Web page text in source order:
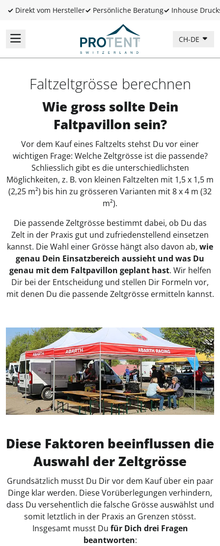
✓ Direkt vom Hersteller✓ Persönliche Beratung✓ Inhouse
CH-DE
Faltzeltgrösse berechnen
Wie gross sollte Dein
Faltpavillon sein?
Vor dem Kauf eines Faltzelts stehst Du vor einer
wichtigen Frage: Welche Zeltgrösse ist die passende?
Schliesslich gibt es die unterschiedlichsten
Möglichkeiten, z. B. von kleinen Faltzelten mit 1,5 x 1,5 m
(2,25 m²) bis hin zu grösseren Varianten mit 8 x 4 m (32
m²).
Die passende Zeltgrösse bestimmt dabei, ob Du das
Zelt in der Praxis gut und zufriedenstellend einsetzen
kannst. Die Wahl einer Grösse hängt also davon ab, wie
genau Dein Einsatzbereich aussieht und was Du
genau mit dem Faltpavillon geplant hast. Wir helfen
Dir bei der Entscheidung und stellen Dir Formeln vor,
mit denen Du die passende Zeltgrösse ermitteln kannst.
Diese Faktoren beeinflussen die
Auswahl der Zeltgrösse
Grundsätzlich musst Du Dir vor dem Kauf über ein paar
Dinge klar werden. Diese Vorüberlegungen verhindern,
dass Du versehentlich die falsche Grösse auswählst und
somit letztlich in der Praxis an Grenzen stösst.
Insgesamt musst Du für Dich drei Fragen
beantworten: